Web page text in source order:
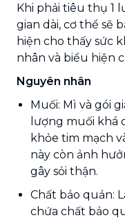
Khi phải tiêu thụ 1
gian dài, cơ thể sẽ
hiện cho thấy sức
nhân và biểu hiện
Nguyên nhân
Muối: Mì và gói
lượng muối khá
khỏe tim mạch
này còn ảnh
gây sỏi thận.
Chất bảo quản:
chứa chất bảo